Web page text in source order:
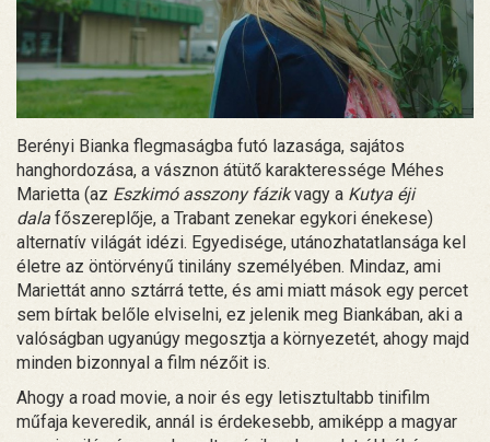
Berényi Bianka flegmaságba futó lazasága, sajátos
hanghordozása, a vásznon átütő karakteressége Méhes
Marietta (az Eszkimó asszony fázikvagy a Kutya éji
dala főszereplője, a Trabant zenekar egykori énekese)
alternatív világát idézi. Egyedisége, utánozhatatlansága kel
életre az öntörvényű tinilány személyében. Mindaz, ami
Mariettát anno sztárrá tette, és ami miatt mások egy percet
sem bírtak belőle elviselni, ez jelenik meg Biankában, aki a
valóságban ugyanúgy megosztja a környezetét, ahogy majd
minden bizonnyal a film nézőit is.
Ahogy a road movie, a noir és egy letisztultabb tinifilm
műfaja keveredik, annál is érdekesebb, amiképp a magyar